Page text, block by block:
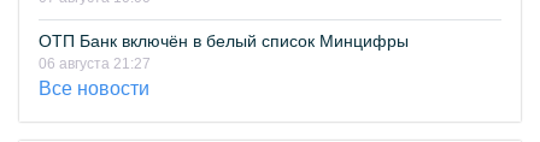
ОТП Банк включён в белый список Минцифры
06 августа 21:27
Все новости